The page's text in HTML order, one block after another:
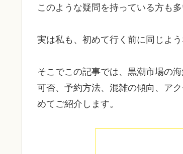
このような疑問を持っている方も
実は私も、初めて行く前に同じよ
そこでこの記事では、黒潮市場の
可否、予約方法、混雑の傾向、ア
めてご紹介します。